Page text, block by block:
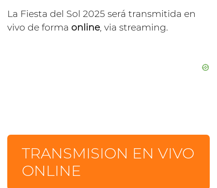
La Fiesta del Sol 2025 será transmitida en
vivo de forma online, via streaming.
TRANSMISION EN VIVO
ONLINE